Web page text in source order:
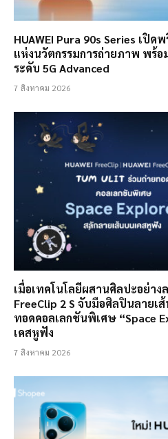
HUAWEI Pura 90s Series เปิ
แห่งนวัตกรรมการถ่ายภาพ พร้อ
ระดับ 5G Advanced
7 สิงหาคม 2026
เมื่อเทคโนโลยีผสานศิลปะอย่างล
FreeClip 2 S จับมือศิลปินลายเ
ทอดคอลเลกชันพิเศษ “Space
เคสหูฟัง
7 สิงหาคม 2026